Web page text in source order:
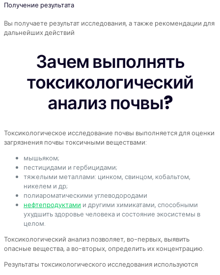
Получение результата
Вы получаете результат исследования, а также рекомендации для
дальнейших действий
Зачем выполнять
токсикологический
анализ почвы?
Токсикологическое исследование почвы выполняется для оценки
загрязнения почвы токсичными веществами:
мышьяком;
пестицидами и гербицидами;
тяжелыми металлами: цинком, свинцом, кобальтом,
никелем и др;
полиароматическими углеводородами
нефтепродуктами и другими химикатами, способными
ухудшить здоровье человека и состояние экосистемы в
целом.
Токсикологический анализ позволяет, во-первых, выявить
опасные вещества, а во-вторых, определить их концентрацию.
Результаты токсикологического исследования используются